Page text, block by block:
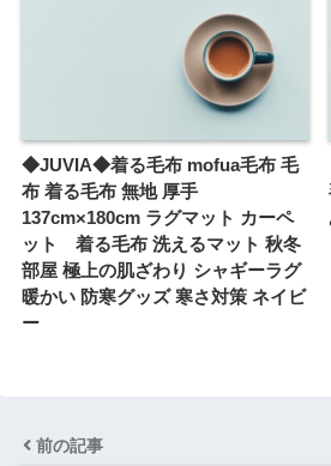
◆JUVIA◆着る毛布 mofua毛布 毛
布 着る毛布 無地 厚手
137cm×180cm ラグマット カーペ
ット 着る毛布 洗えるマット 秋冬
部屋 極上の肌ざわり シャギーラグ
暖かい 防寒グッズ 寒さ対策 ネイビ
ー
前の記事